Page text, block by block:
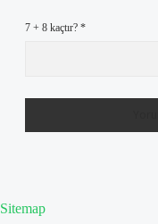
7 + 8 kaçtır? *
Sitemap